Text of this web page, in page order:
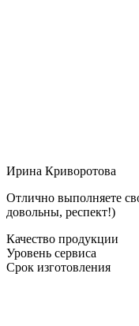
Ирина Криворотова
Отлично выполняете
довольны, респект!)
Качество продукции
Уровень сервиса
Срок изготовления